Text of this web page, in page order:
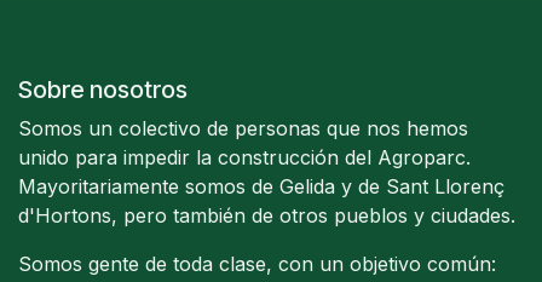
Sobre nosotros
Somos un colectivo de personas que nos hemos
unido para impedir la construcción del Agroparc.
Mayoritariamente somos de Gelida y de Sant Llorenç
d'Hortons, pero también de otros pueblos y ciudades.
Somos gente de toda clase, con un objetivo común: